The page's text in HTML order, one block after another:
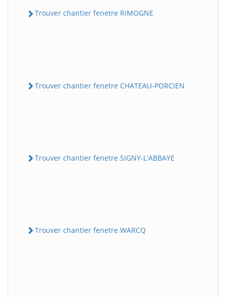
Trouver chantier fenetre RIMOGNE
Trouver chantier fenetre CHATEAU-PORCIEN
Trouver chantier fenetre SIGNY-L'ABBAYE
Trouver chantier fenetre WARCQ